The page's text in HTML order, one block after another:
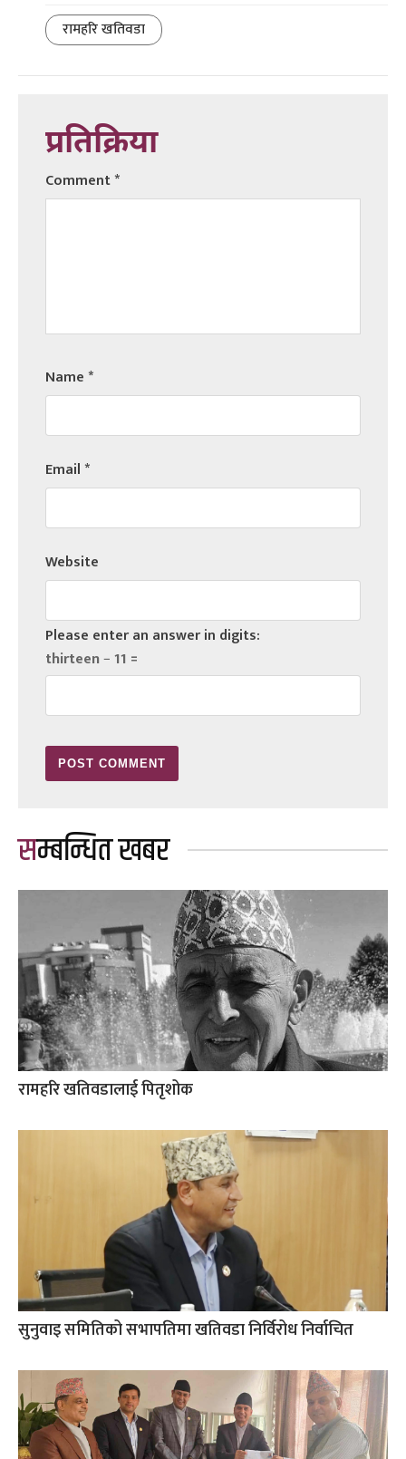
रामहरि खतिवडा
प्रतिक्रिया
Comment*
Name*
Email*
Website
Please enter an answer in digits:
thirteen − 11 =
सम्बन्धित खबर
रामहरि खतिवडालाई पितृशोक
सुनुवाइ समितिको सभापतिमा खतिवडा निर्विरोध निर्वाचित